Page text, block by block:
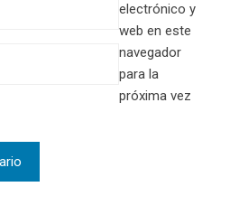
electrónico y
web en este
navegador
para la
próxima vez